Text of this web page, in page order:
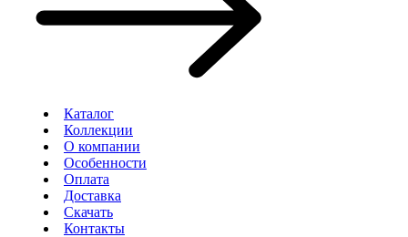
Каталог
Коллекции
О компании
Особенности
Оплата
Доставка
Скачать
Контакты